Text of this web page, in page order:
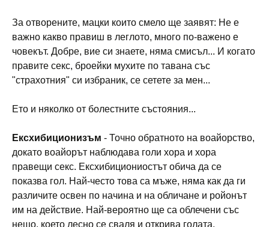
За отворените, мацки които смело ще заявят: Не е
важно какво правиш в леглото, много по-важено е
човекът. Добре, вие си знаете, няма смисъл... И когато
правите секс, броейки мухите по тавана със
"страхотния" си избраник, се сетете за мен...
Ето и няколко от болестните състояния...
Ексхибиционизъм - Точно обратното на воайорство,
докато воайорът наблюдава голи хора и хора
правещи секс. Ексхибициониостът обича да се
показва гол. Най-често това са мъже, няма как да ги
различите освен по начина и на обличане и ройонът
им на действие. Най-вероятно ще са облечени със
нещо, което лесно се сваля и открива голата,